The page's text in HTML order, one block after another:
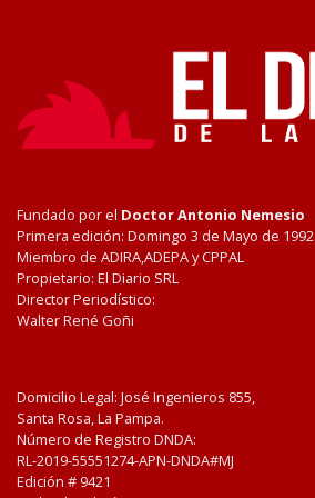
Fundado por el Doctor Antonio Nemesio
Primera edición: Domingo 3 de Mayo de 1992
Miembro de ADIRA,ADEPA y CPPAL
Propietario: El Diario SRL
Director Periodístico:
Walter René Goñi
Domicilio Legal: José Ingenieros 855,
Santa Rosa, La Pampa.
Número de Registro DNDA:
RL-2019-55551274-APN-DNDA#MJ
Edición # 9421